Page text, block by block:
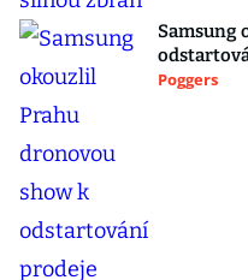
Samsung
Poggers